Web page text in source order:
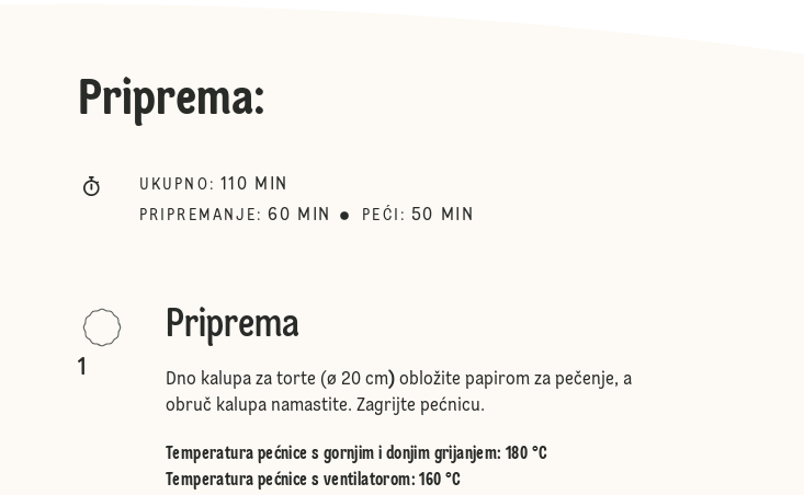
Priprema:
UKUPNO : 110 MIN
PRIPREMANJE : 60 MIN PEĆI : 50 MIN
1
Priprema
Dno kalupa za torte (ø 20 cm) obložite papirom za pečenje, a
obruč kalupa namastite. Zagrijte pećnicu.
Temperatura pećnice s gornjim i donjim grijanjem: 180 °C
Temperatura pećnice s ventilatorom: 160 °C